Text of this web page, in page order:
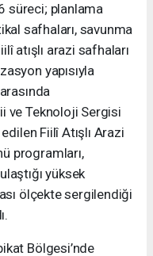
süreci; planlama
safhaları, savunma
atışlı arazi safhaları
yapısıyla
ve Teknoloji Sergisi
Fiilî Atışlı Arazi
programları,
yüksek
ölçekte sergilendiği
Bölgesi’nde